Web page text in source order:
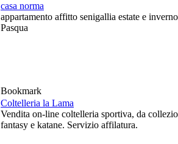
casa norma
appartamento affitto senigallia estate e
Pasqua
Bookmark
Coltelleria la Lama
Vendita on-line coltelleria sportiva, da
fantasy e katane. Servizio affilatura.